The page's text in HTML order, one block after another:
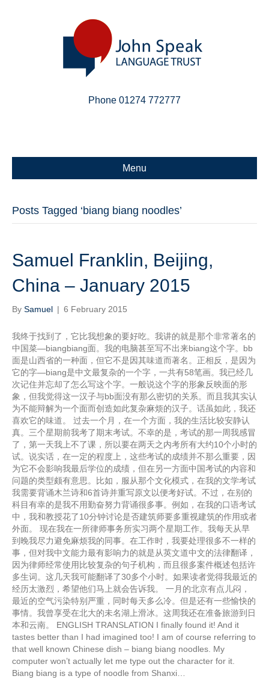
Phone 01274 772777
Menu
Posts Tagged ‘biang biang noodles’
Samuel Franklin, Beijing,
China – January 2015
By Samuel | 6 February 2015
我终于找到了，它比我想象的要好吃。我讲的就是那个非常著名的
中国菜—biangbiang面。我的电脑甚至写不出来biang这个字。bb
面是山西省的一种面，但它不是因其味道而著名。正相反，是因为
它的字—biang是中文最复杂的一个字，一共有58笔画。我已经几
次记住并忘却了怎么写这个字。一般说这个字的形象反映面的形
象，但我觉得这一汉子与bb面没有那么密切的关系。而且我其实认
为不能辩解为一个面而创造如此复杂麻烦的汉子。话虽如此，我还
喜欢它的味道。 过去一个月，在一个方面，我的生活比较安静认
真。三个星期前我考了期末考试。不幸的是，考试的那一周我感冒
了，第一天我上不了课，所以要在两天之内考所有大约10个小时的
试。说实话，在一定的程度上，这些考试的成绩并不那么重要，因
为它不会影响我最后学位的成绩，但在另一方面中国考试的内容和
问题的类型颇有意思。比如，服从那个文化模式，在我的文学考试
我需要背诵木兰诗和6首诗并重写原文以便考好试。不过，在别的
科目有幸的是我不用勤奋努力背诵很多事。例如，在我的口语考试
中，我和教授花了10分钟讨论是否建筑师要多重视建筑的作用或者
外面。 现在我在一所律师事务所实习两个星期工作。我每天从早
到晚我尽力避免麻烦我的同事。在工作时，我要处理很多不一样的
事，但对我中文能力最有影响力的就是从英文道中文的法律翻译，
因为律师经常使用比较复杂的句子机构，而且很多案件概述包括许
多生词。这几天我可能翻译了30多个小时。如果读者觉得我最近的
经历太激烈，希望他们马上就会告诉我。 一月的北京有点儿闷，
最近的空气污染特别严重，同时每天多么冷。但是还有一些愉快的
事情。我曾享受在北大的未名湖上滑冰。这周我还在准备旅游到日
本和云南。 ENGLISH TRANSLATION I finally found it! And it
tastes better than I had imagined too! I am of course referring to
that well known Chinese dish – biang biang noodles. My
computer won’t actually let me type out the character for it.
Biang biang is a type of noodle from Shanxi…